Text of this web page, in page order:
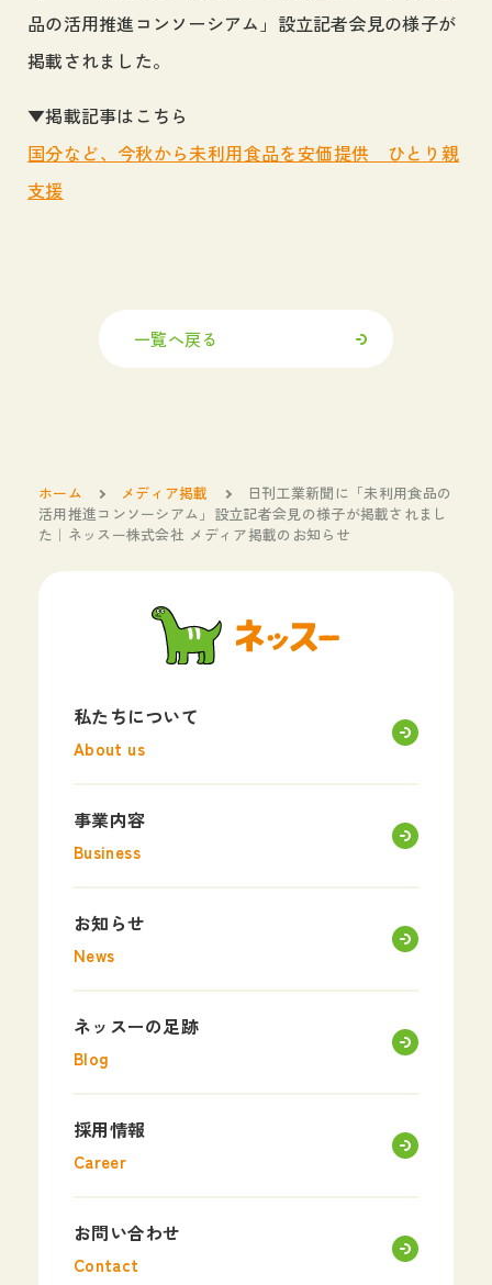
サイトマップ
プライバシーポリシー
品の活用推進コンソーシアム」設立記者会見の様子が
掲載されました。
▼掲載記事はこちら
国分など、今秋から未利用食品を安価提供 ひとり親
支援
一覧へ戻る
ホーム メディア掲載
日刊工業新聞に「未利用食品の
活用推進コンソーシアム」設立記者会見の様子が掲載されまし
た｜ネッスー株式会社 メディア掲載のお知らせ
私たちについて
About us
事業内容
Business
お知らせ
News
ネッスーの足跡
Blog
採用情報
Career
お問い合わせ
Contact